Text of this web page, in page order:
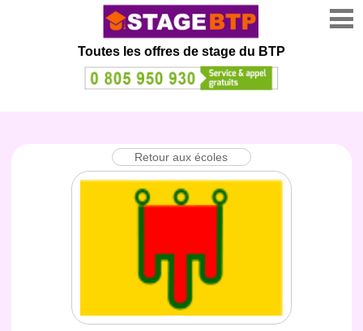
Toutes les offres de stage du BTP
Retour aux écoles